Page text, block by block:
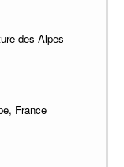
des Alpes
France